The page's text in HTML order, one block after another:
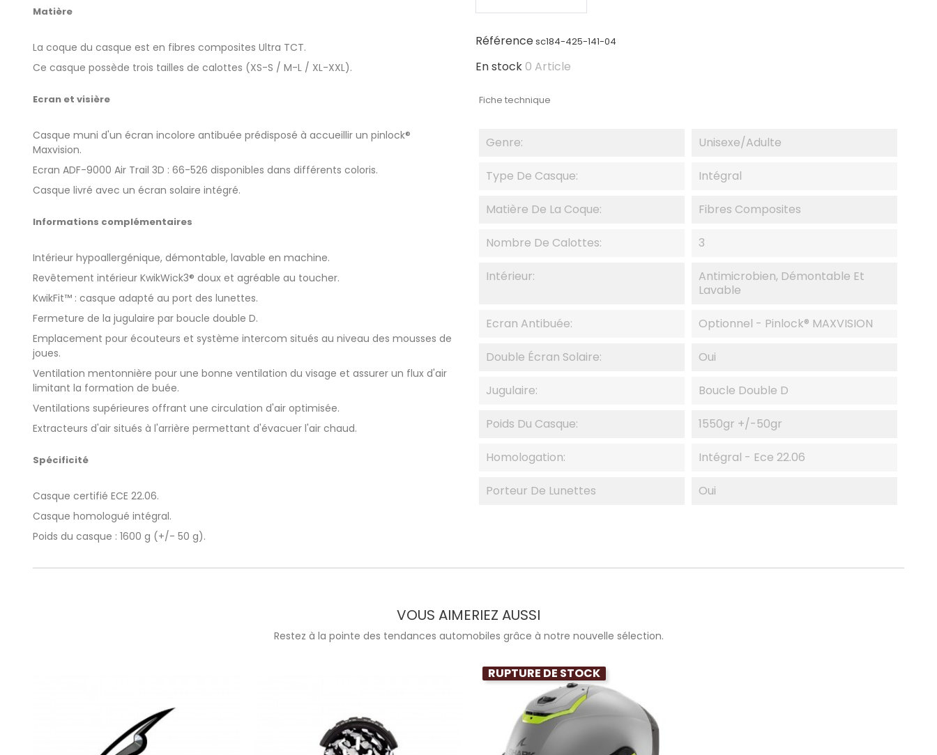
Matière
La coque du casque est en fibres composites Ultra TCT.
Ce casque possède trois tailles de calottes (XS-S / M-L / XL-XXL).
Ecran et visière
Casque muni d'un écran incolore antibuée prédisposé à accueillir un pinlock®
Maxvision.
Ecran ADF-9000 Air Trail 3D : 66-526 disponibles dans différents coloris.
Casque livré avec un écran solaire intégré.
Informations complémentaires
Intérieur hypoallergénique, démontable, lavable en machine.
Revêtement intérieur KwikWick3® doux et agréable au toucher.
KwikFit™ : casque adapté au port des lunettes.
Fermeture de la jugulaire par boucle double D.
Emplacement pour écouteurs et système intercom situés au niveau des mousses de
joues.
Ventilation mentonnière pour une bonne ventilation du visage et assurer un flux d'air
limitant la formation de buée.
Ventilations supérieures offrant une circulation d'air optimisée.
Extracteurs d'air situés à l'arrière permettant d'évacuer l'air chaud.
Spécificité
Casque certifié ECE 22.06.
Casque homologué intégral.
Poids du casque : 1600 g (+/- 50 g).
Référencesc184-425-141-04
En stock0 Article
Fiche technique
Genre: Unisexe/adulte
Type De Casque: Intégral
Matière De La Coque: Fibres Composites
Nombre De Calottes: 3
Intérieur:
Antimicrobien, Démontable Et
Lavable
Ecran Antibuée: Optionnel - Pinlock® MAXVISION
Double Écran Solaire: Oui
Jugulaire: Boucle Double D
Poids Du Casque: 1550gr +/-50gr
Homologation: Intégral - Ece 22.06
Porteur De Lunettes Oui
VOUS AIMERIEZ AUSSI
Restez à la pointe des tendances automobiles grâce à notre nouvelle sélection.
RUPTURE DE STOCK